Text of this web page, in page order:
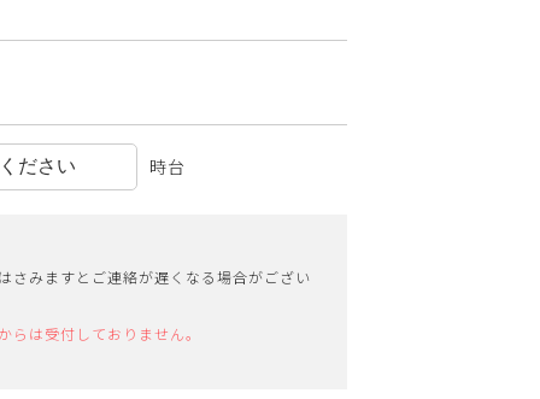
時台
さみますとご連絡が遅くなる場合がござい
は受付しておりません。